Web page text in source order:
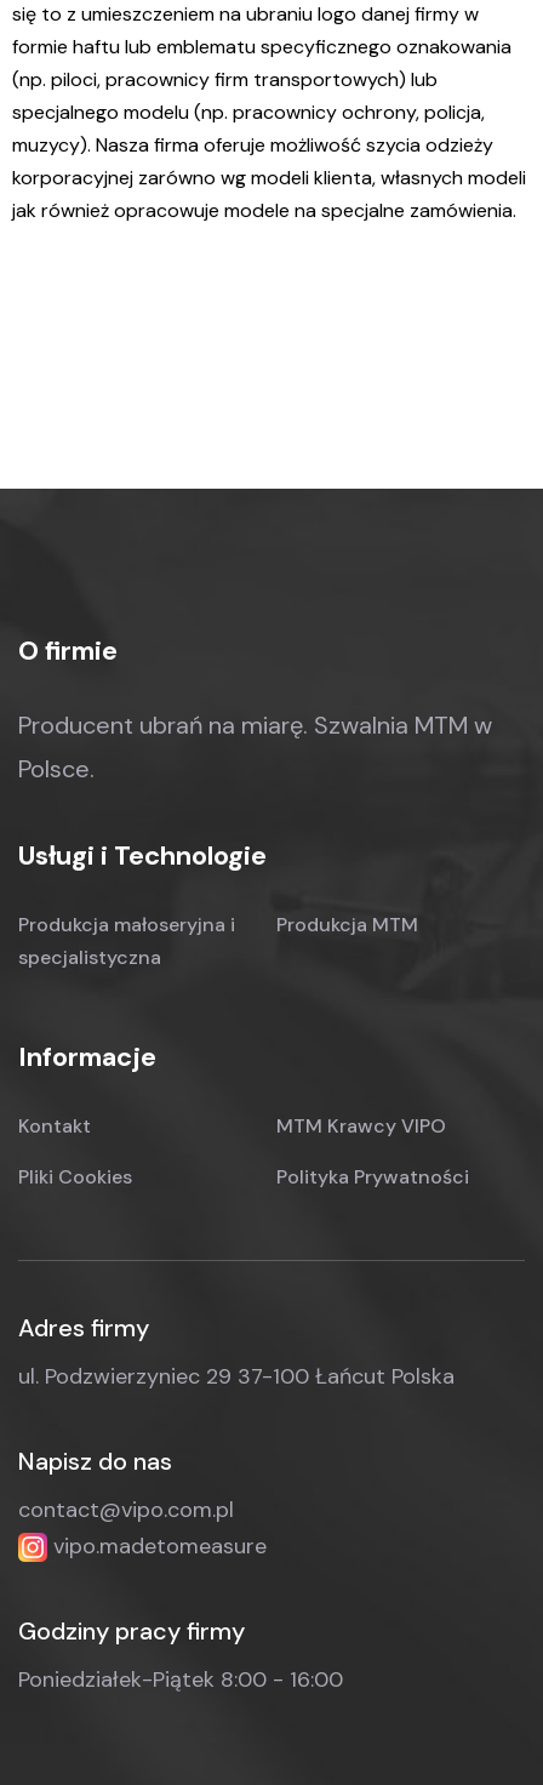
się to z umieszczeniem na ubraniu logo danej firmy w
formie haftu lub emblematu specyficznego oznakowania
(np. piloci, pracownicy firm transportowych) lub
specjalnego modelu (np. pracownicy ochrony, policja,
muzycy). Nasza firma oferuje możliwość szycia odzieży
korporacyjnej zarówno wg modeli klienta, własnych modeli
jak również opracowuje modele na specjalne zamówienia.
O firmie
Producent ubrań na miarę. Szwalnia MTM w
Polsce.
Usługi i Technologie
Produkcja małoseryjna i
specjalistyczna
Produkcja MTM
Informacje
Kontakt
MTM Krawcy VIPO
Pliki Cookies
Polityka Prywatności
Adres firmy
ul. Podzwierzyniec 29 37-100 Łańcut Polska
Napisz do nas
contact@vipo.com.pl
vipo.madetomeasure
Godziny pracy firmy
Poniedziałek-Piątek 8:00 - 16:00